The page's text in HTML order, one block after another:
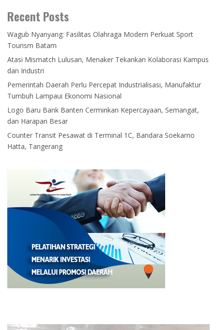
Recent Posts
Wagub Nyanyang: Fasilitas Olahraga Modern Perkuat Sport
Tourism Batam
Atasi Mismatch Lulusan, Menaker Tekankan Kolaborasi Kampus
dan Industri
Pemerintah Daerah Perlu Percepat Industrialisasi, Manufaktur
Tumbuh Lampaui Ekonomi Nasional
Logo Baru Bank Banten Cerminkan Kepercayaan, Semangat,
dan Harapan Besar
Counter Transit Pesawat di Terminal 1C, Bandara Soekarno
Hatta, Tangerang